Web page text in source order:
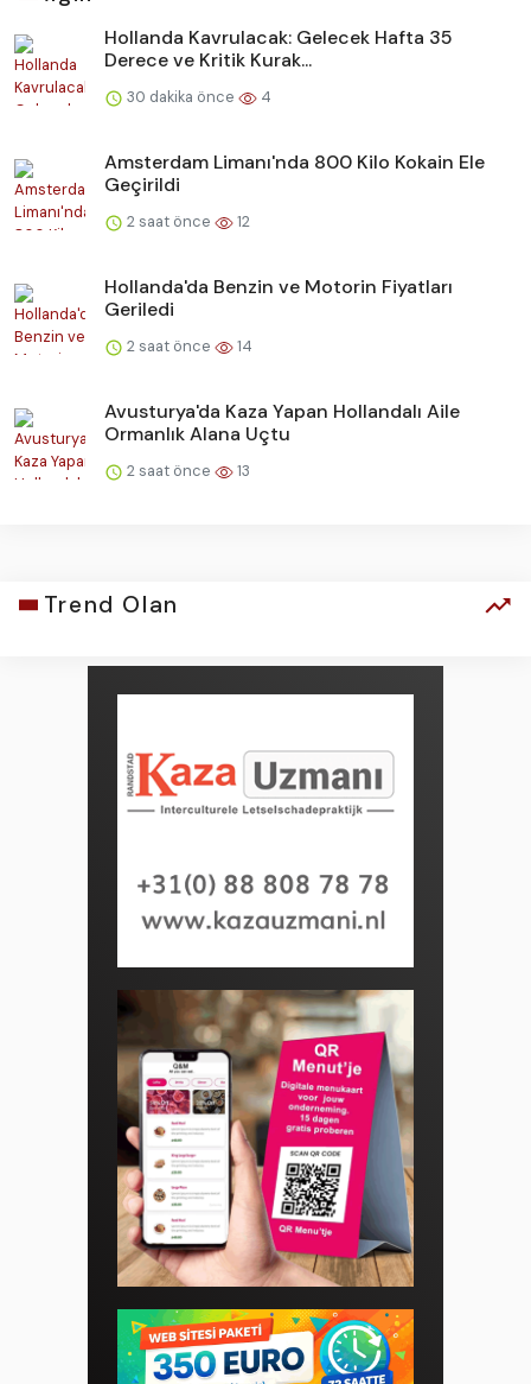
Hollanda Kavrulacak: Gelecek Hafta 35
Derece ve Kritik Kurak...
30 dakika önce 4
Amsterdam Limanı'nda 800 Kilo Kokain Ele
Geçirildi
2 saat önce 12
Hollanda'da Benzin ve Motorin Fiyatları
Geriledi
2 saat önce 14
Avusturya'da Kaza Yapan Hollandalı Aile
Ormanlık Alana Uçtu
2 saat önce 13
Trend Olan